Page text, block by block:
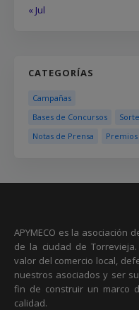
« Jul
CATEGORÍAS
Campañas
Bases de Concursos
Notas de Prensa
Premios
APYMECO es la asociación
de la ciudad de
valor del comercio local,
nuestros asociados y ser
fin de construir un marco
calidad.